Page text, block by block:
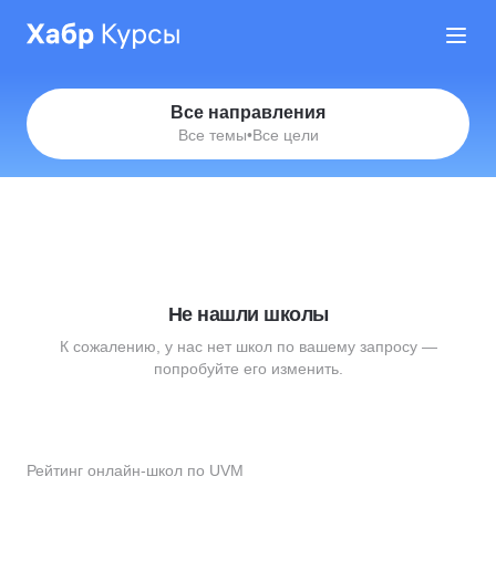
Все направления
Все темы•Все цели
Рейтинг онлайн-школ по UVM
Не нашли школы
К сожалению, у нас нет школ по вашему запросу —
попробуйте его изменить.